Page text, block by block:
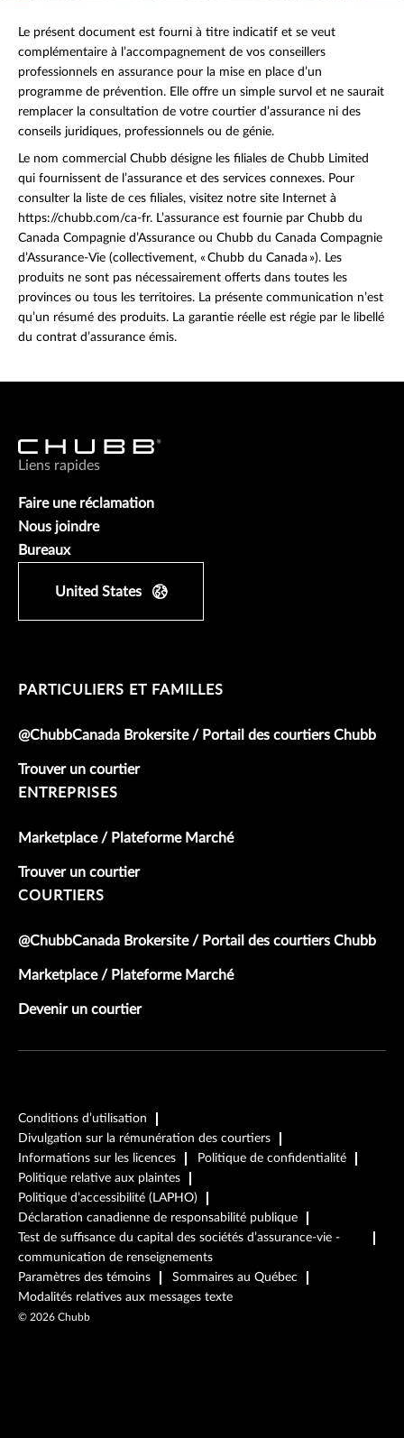
Le présent document est fourni à titre indicatif et se veut
complémentaire à l’accompagnement de vos conseillers
professionnels en assurance pour la mise en place d’un
programme de prévention. Elle offre un simple survol et ne saurait
remplacer la consultation de votre courtier d’assurance ni des
conseils juridiques, professionnels ou de génie.
Le nom commercial Chubb désigne les filiales de Chubb Limited
qui fournissent de l’assurance et des services connexes. Pour
consulter la liste de ces filiales, visitez notre site Internet à
https://chubb.com/ca-fr. L’assurance est fournie par Chubb du
Canada Compagnie d’Assurance ou Chubb du Canada Compagnie
d’Assurance-Vie (collectivement, « Chubb du Canada »). Les
produits ne sont pas nécessairement offerts dans toutes les
provinces ou tous les territoires. La présente communication n’est
qu’un résumé des produits. La garantie réelle est régie par le libellé
du contrat d’assurance émis.
Liens rapides
Faire une réclamation
Nous joindre
Bureaux
United States
PARTICULIERS ET FAMILLES
@ChubbCanada Brokersite / Portail des courtiers Chubb
Trouver un courtier
ENTREPRISES
Marketplace / Plateforme Marché
Trouver un courtier
COURTIERS
@ChubbCanada Brokersite / Portail des courtiers Chubb
Marketplace / Plateforme Marché
Devenir un courtier
Conditions d’utilisation
Divulgation sur la rémunération des courtiers
Informations sur les licences
Politique de confidentialité
Politique relative aux plaintes
Politique d’accessibilité (LAPHO)
Déclaration canadienne de responsabilité publique
Test de suffisance du capital des sociétés d’assurance-vie -
communication de renseignements
Paramètres des témoins
Sommaires au Québec
Modalités relatives aux messages texte
© 2026 Chubb